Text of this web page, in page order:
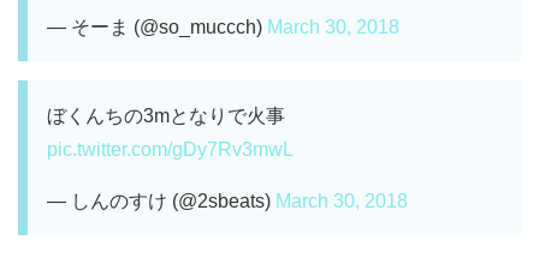
— そーま (@so_muccch) March 30, 2018
ぼくんちの3mとなりで火事
pic.twitter.com/gDy7Rv3mwL
— しんのすけ (@2sbeats) March 30, 2018